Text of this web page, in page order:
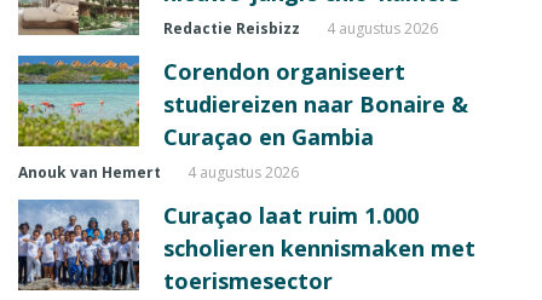
Redactie Reisbizz 4 augustus 2026
Corendon organiseert
studiereizen naar Bonaire &
Curaçao en Gambia
Anouk van Hemert 4 augustus 2026
Curaçao laat ruim 1.000
scholieren kennismaken met
toerismesector